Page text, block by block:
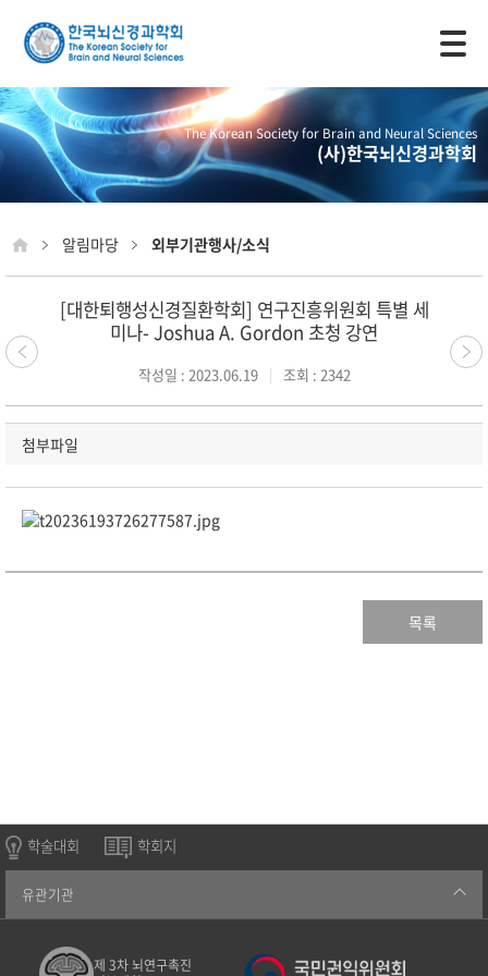
The Korean Society for Brain and Neural Sciences
(사)한국뇌신경과학회
알림마당 외부기관행사/소식
[대한퇴행성신경질환학회] 연구진흥위원회 특별 세
미나- Joshua A. Gordon 초청 강연
작성일 : 2023.06.19 조회 : 2342
첨부파일
목록
학술대회 학회지
유관기관
제 3차 뇌연구촉진